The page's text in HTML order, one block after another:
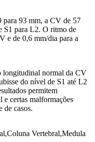
para 93 mm, a CV de 57
S1 para L2. O ritmo de
e de 0,6 mm/dia para a
longitudinal normal da CV
do nível de S1 até L2
permitem
e certas malformações
de casos.
Vertebral,Medula